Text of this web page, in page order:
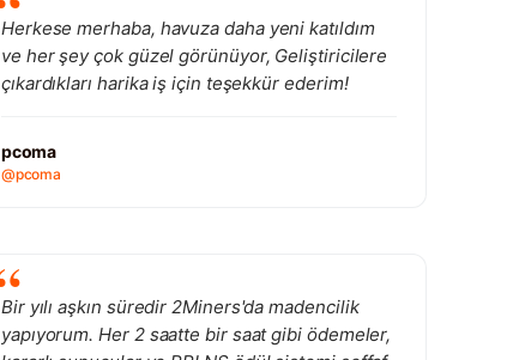
Herkese merhaba, havuza daha yeni katıldım
ve her şey çok güzel görünüyor, Geliştiricilere
çıkardıkları harika iş için teşekkür ederim!
pcoma
@pcoma
Bir yılı aşkın süredir 2Miners'da madencilik
yapıyorum. Her 2 saatte bir saat gibi ödemeler,